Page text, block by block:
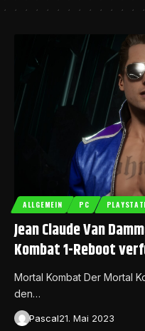
ALLGEMEIN PC
Jean Claude Van
Kombat 1-Reboot
Mortal Kombat Der Mortal
den…
Pascal21. Mai 2023